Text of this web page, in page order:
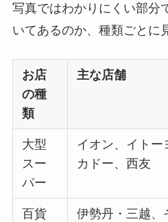
写真ではわかりにくい部分
いてあるのか、種類ごとに
お店
の種
類
主な店舗
大型
スー
パー
イオン、イトー
カドー、西友
百貨
伊勢丹・三越、